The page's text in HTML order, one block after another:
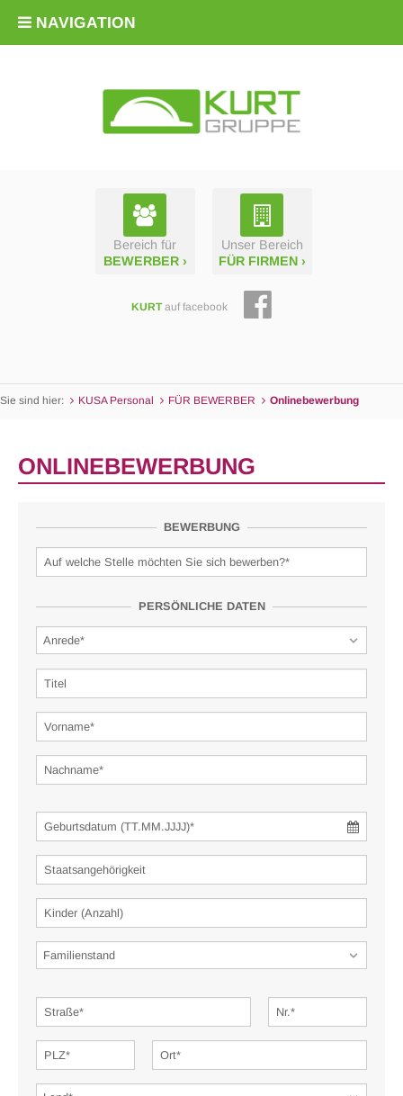
Bereich für
BEWERBER ›
Unser Bereich
FÜR FIRMEN ›
KURT auf facebook
NAVIGATION
Sie sind hier: KUSA Personal FÜR BEWERBER Online­bewerbung
ONLINEBEWERBUNG
BEWERBUNG
PERSÖNLICHE DATEN